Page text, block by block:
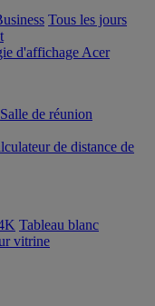
Tous les jours
d'affichage Acer
Salle de réunion
de distance de
Tableau blanc
vitrine